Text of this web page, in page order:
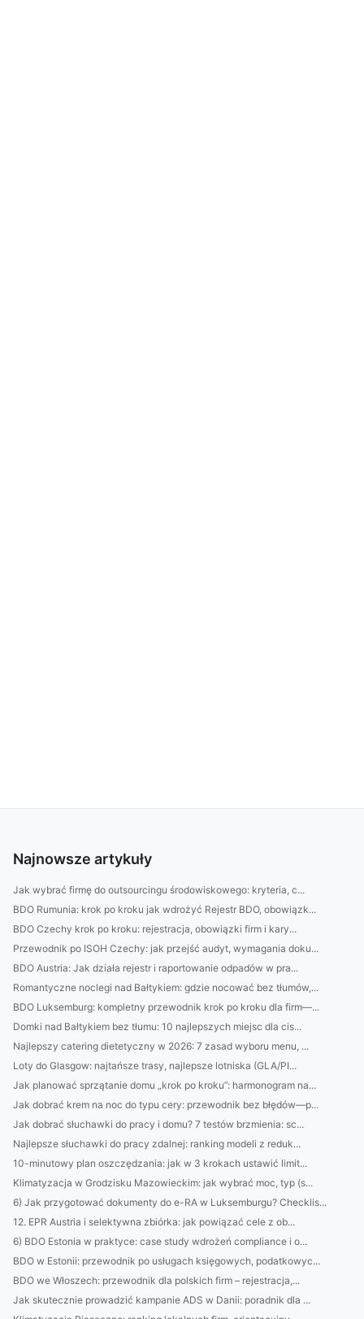
Najnowsze artykuły
Jak wybrać firmę do outsourcingu środowiskowego: kryteria, c...
BDO Rumunia: krok po kroku jak wdrożyć Rejestr BDO, obowiązk...
BDO Czechy krok po kroku: rejestracja, obowiązki firm i kary...
Przewodnik po ISOH Czechy: jak przejść audyt, wymagania doku...
BDO Austria: Jak działa rejestr i raportowanie odpadów w pra...
Romantyczne noclegi nad Bałtykiem: gdzie nocować bez tłumów,...
BDO Luksemburg: kompletny przewodnik krok po kroku dla firm—...
Domki nad Bałtykiem bez tłumu: 10 najlepszych miejsc dla cis...
Najlepszy catering dietetyczny w 2026: 7 zasad wyboru menu, ...
Loty do Glasgow: najtańsze trasy, najlepsze lotniska (GLA/PI...
Jak planować sprzątanie domu „krok po kroku”: harmonogram na...
Jak dobrać krem na noc do typu cery: przewodnik bez błędów—p...
Jak dobrać słuchawki do pracy i domu? 7 testów brzmienia: sc...
Najlepsze słuchawki do pracy zdalnej: ranking modeli z reduk...
10-minutowy plan oszczędzania: jak w 3 krokach ustawić limit...
Klimatyzacja w Grodzisku Mazowieckim: jak wybrać moc, typ (s...
6) Jak przygotować dokumenty do e-RA w Luksemburgu? Checklis...
12. EPR Austria i selektywna zbiórka: jak powiązać cele z ob...
6) BDO Estonia w praktyce: case study wdrożeń compliance i o...
BDO w Estonii: przewodnik po usługach księgowych, podatkowyc...
BDO we Włoszech: przewodnik dla polskich firm – rejestracja,...
Jak skutecznie prowadzić kampanie ADS w Danii: poradnik dla ...